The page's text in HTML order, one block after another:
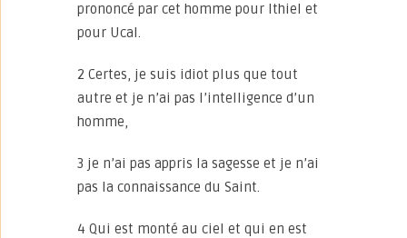
prononcé par cet homme pour Ithiel et
pour Ucal.
2 Certes, je suis idiot plus que tout
autre et je n’ai pas l’intelligence d’un
homme,
3 je n’ai pas appris la sagesse et je n’ai
pas la connaissance du Saint.
4 Qui est monté au ciel et qui en est